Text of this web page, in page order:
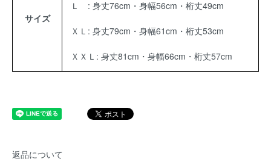
サイズ
Ｌ : 身丈76cm・身幅56cm・桁丈49cm
ＸＬ: 身丈79cm・身幅61cm・桁丈53cm
ＸＸＬ: 身丈81cm・身幅66cm・桁丈57cm
返品について